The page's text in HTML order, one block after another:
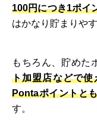
100円につき1ポイ
はかなり貯まりや
もちろん、貯めた
ト加盟店などで使
Pontaポイントと
す。